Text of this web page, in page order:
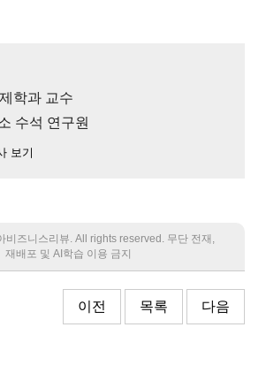
학과 교수
수석 연구원
보기
즈니스리뷰. All rights reserved. 무단 전재,
재배포 및 AI학습 이용 금지
이전 목록 다음